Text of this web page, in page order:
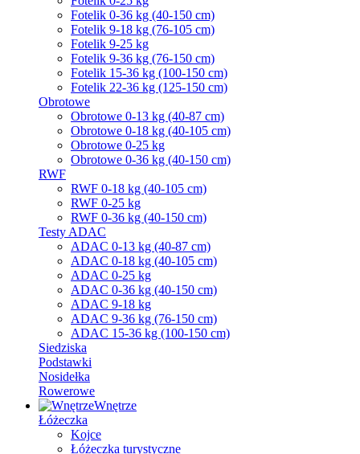
Fotelik 0-36 kg (40-150 cm)
Fotelik 9-18 kg (76-105 cm)
Fotelik 9-25 kg
Fotelik 9-36 kg (76-150 cm)
Fotelik 15-36 kg (100-150 cm)
Fotelik 22-36 kg (125-150 cm)
Obrotowe
Obrotowe 0-13 kg (40-87 cm)
Obrotowe 0-18 kg (40-105 cm)
Obrotowe 0-25 kg
Obrotowe 0-36 kg (40-150 cm)
RWF
RWF 0-18 kg (40-105 cm)
RWF 0-25 kg
RWF 0-36 kg (40-150 cm)
Testy ADAC
ADAC 0-13 kg (40-87 cm)
ADAC 0-18 kg (40-105 cm)
ADAC 0-25 kg
ADAC 0-36 kg (40-150 cm)
ADAC 9-18 kg
ADAC 9-36 kg (76-150 cm)
ADAC 15-36 kg (100-150 cm)
Siedziska
Podstawki
Nosidełka
Rowerowe
Wnętrze
Łóżeczka
Kojce
Łóżeczka turystyczne